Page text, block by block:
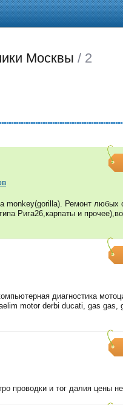
Москвы / 2
monkey(gorilla). Ремонт любых
Рига26,карпаты и
диагностика
motor derbi ducati, gas gas,
проводки и тог далия цены